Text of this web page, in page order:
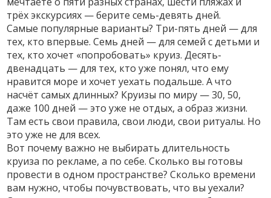
трёх экскурсиях — берите семь-девять дней.
Самые популярные варианты? Три-пять дней — для
тех, кто впервые. Семь дней — для семей с детьми и
тех, кто хочет «попробовать» круиз. Десять-
двенадцать — для тех, кто уже понял, что ему
нравится море и хочет уехать подальше. А что
насчёт самых длинных? Круизы по миру — 30, 50,
даже 100 дней — это уже не отдых, а образ жизни.
Там есть свои правила, свои люди, свои ритуалы. Но
это уже не для всех.
Вот почему важно не выбирать длительность
круиза по рекламе, а по себе. Сколько вы готовы
провести в одном пространстве? Сколько времени
вам нужно, чтобы почувствовать, что вы уехали?